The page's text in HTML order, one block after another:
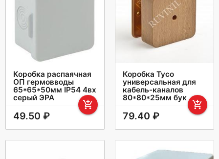
Коробка распаячная
ОП гермовводы
65*65*50мм IP54 4вх
серый ЭРА
add_shopping_cart
49.50 ₽
Коробка Тусо
универсальная для
кабель-каналов
80*80*25мм бук
add_shopping_cart
79.40 ₽